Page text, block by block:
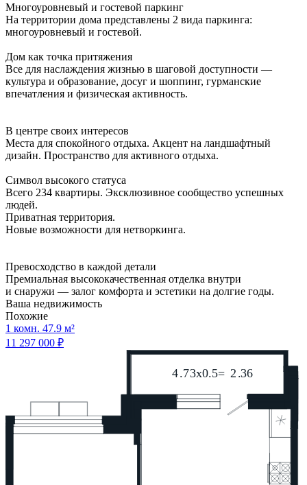
Многоуровневый и гостевой паркинг
На территории дома представлены 2 вида паркинга:
многоуровневый и гостевой.
Дом как точка притяжения
Все для наслаждения жизнью в шаговой доступности —
культура и образование, досуг и шоппинг, гурманские
впечатления и физическая активность.
В центре своих интересов
Места для спокойного отдыха. Акцент на ландшафтный
дизайн. Пространство для активного отдыха.
Символ высокого статуса
Всего 234 квартиры. Эксклюзивное сообщество успешных
людей.
Приватная территория.
Новые возможности для нетворкинга.
Превосходство в каждой детали
Премиальная высококачественная отделка внутри
и снаружи — залог комфорта и эстетики на долгие годы.
Ваша недвижимость
Похожие
1 комн. 47.9 м²
11 297 000 ₽